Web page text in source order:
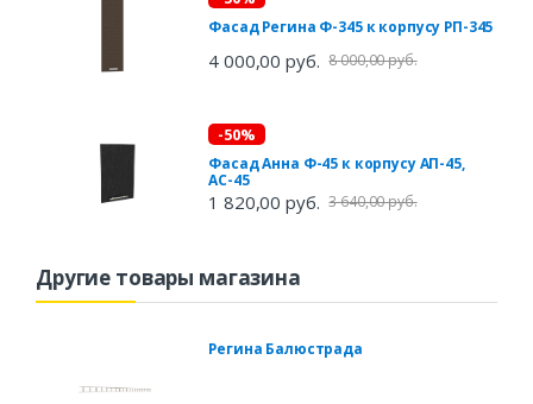
Фасад Регина Ф-345 к корпусу РП-345
4 000,00 руб. 8 000,00 руб.
-50%
Фасад Анна Ф-45 к корпусу АП-45,
АС-45
1 820,00 руб. 3 640,00 руб.
Другие товары магазина
Регина Балюстрада